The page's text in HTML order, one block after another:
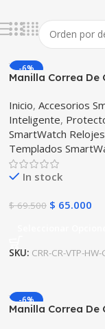
-6%
Manilla Correa De
Inicio, Accesorios
Inteligente,
SmartWatch
Templados
In stock
$69.500 $ 65.000
SKU: CRR-CR-VTP-
-6%
Manilla Correa De